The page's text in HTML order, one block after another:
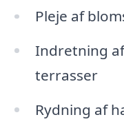
Pleje af
Indretning
terrasser
Rydning af